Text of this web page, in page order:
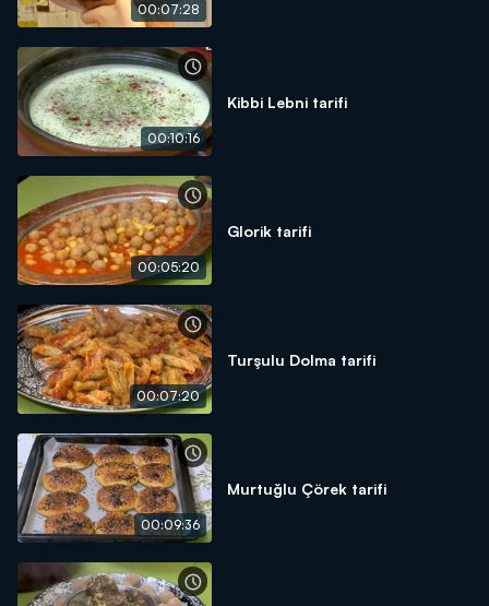
00:07:28
00:10:16
Kibbi Lebni tarifi
00:05:20
Glorik tarifi
00:07:20
Turşulu Dolma tarifi
00:09:36
Murtuğlu Çörek tarifi